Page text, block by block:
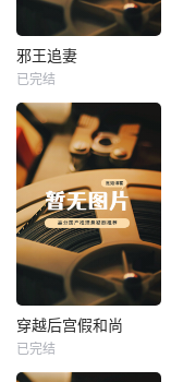
热播
邪王追妻
未知
邪王追妻
已完结
热播
穿越后宫假和尚
已完结